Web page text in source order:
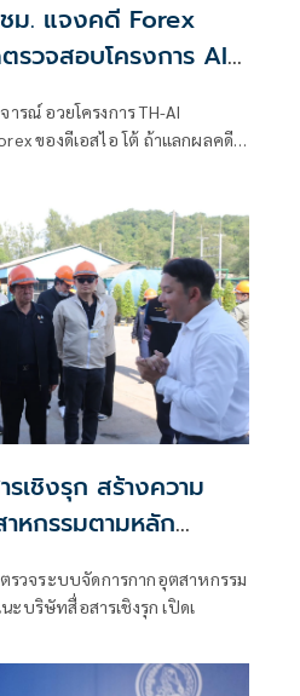
ม. แจงคดี Forex
รวจสอบโครงการ AI
ารณ์ อวยโครงการ TH-AI
ของดีเอสไอ โต้ ถ้าแลกผลคดี
ดยตรงอยู่แล้ว
เชิงรุก สร้างความ
าหกรรมตามหลัก
วจระบบจัดการกากอุตสาหกรรม
ะบริษัทสื่อสารเชิงรุก เปิดเ